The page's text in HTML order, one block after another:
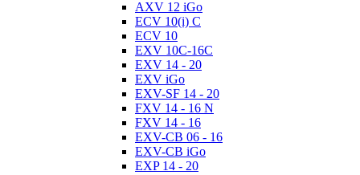
AXV 12 iGo
ECV 10(i) C
ECV 10
EXV 10C-16C
EXV 14 - 20
EXV iGo
EXV-SF 14 - 20
FXV 14 - 16 N
FXV 14 - 16
EXV-CB 06 - 16
EXV-CB iGo
EXP 14 - 20